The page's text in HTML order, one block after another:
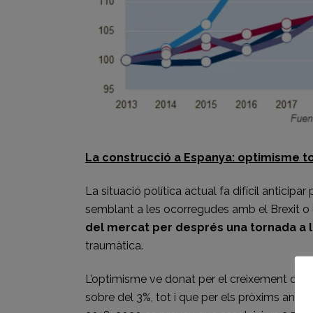
La construcció a Espanya: optimisme
La situació política actual fa difícil anticipar
semblant a les ocorregudes amb el Brexit o
del mercat per després una tornada a
traumàtica.
L’optimisme ve donat per el creixement de
sobre del 3%, tot i que per els pròxims